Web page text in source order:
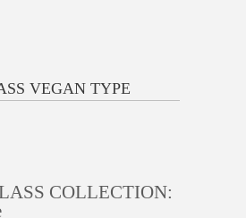
VEGAN TYPE
COLLECTION: